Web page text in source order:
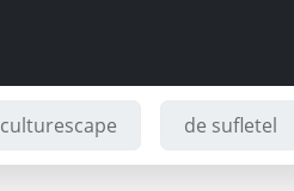
culturescape de sufletel